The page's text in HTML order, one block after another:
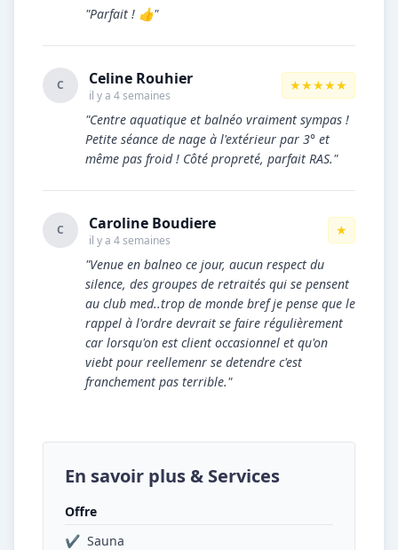
"Parfait ! 👍"
C Celine Rouhier
il y a 4 semaines
★★★★★
"Centre aquatique et balnéo vraiment sympas !
Petite séance de nage à l'extérieur par 3° et
même pas froid ! Côté propreté, parfait RAS."
C Caroline Boudiere
il y a 4 semaines
★
"Venue en balneo ce jour, aucun respect du
silence, des groupes de retraités qui se pensent
au club med..trop de monde bref je pense que le
rappel à l'ordre devrait se faire régulièrement
car lorsqu'on est client occasionnel et qu'on
viebt pour reellemenr se detendre c'est
franchement pas terrible."
En savoir plus & Services
Offre
✔ Sauna